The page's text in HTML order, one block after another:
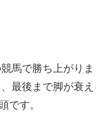
馬で勝ち上がりま
最後まで脚が衰
です。